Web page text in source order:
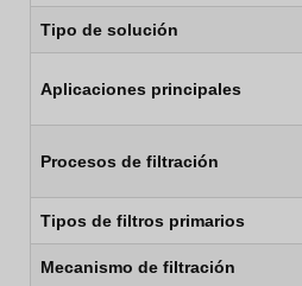
Tipo de solución
Aplicaciones principales
Procesos de filtración
Tipos de filtros primarios
Mecanismo de filtración